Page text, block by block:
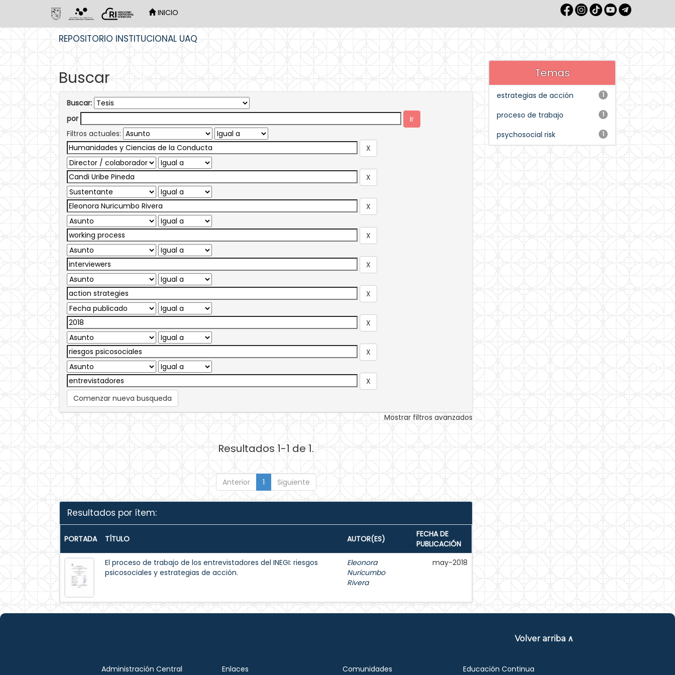
INICIO
REPOSITORIO INSTITUCIONAL UAQ
Buscar
Buscar:
por
Filtros actuales:
Comenzar nueva busqueda
Mostrar filtros avanzados
Resultados 1-1 de 1.
Anterior 1 Siguiente
Resultados por ítem:
PORTADA TÍTULO AUTOR(ES)
FECHA DE
PUBLICACIÓN
El proceso de trabajo de los entrevistadores del INEGI: riesgos
psicosociales y estrategias de acción.
Eleonora
Nuricumbo
Rivera
may-2018
Temas
1
estrategias de acción
1
proceso de trabajo
1
psychosocial risk
Volver arriba ∧
Administración Central Enlaces Comunidades Educación Continua